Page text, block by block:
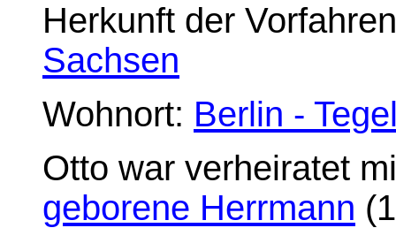
Herkunft der
Sachsen
Wohnort: Berlin -
Otto war verheiratet
geborene Herrmann